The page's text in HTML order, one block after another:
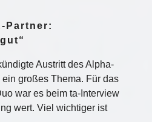
Partner:
Austritt des Alpha-
großes Thema. Für das
war es beim ta-Interview
wert. Viel wichtiger ist